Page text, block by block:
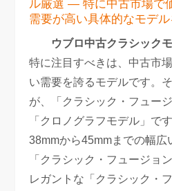
ル厳選 — 特に中古市場で
需要が高い具体的なモデル
ウブロ中古クラシック
特に注目すべきは、中古市
い需要を誇るモデルです。
が、「クラシック・フュー
「クロノグラフモデル」で
38mmから45mmまでの幅広
「クラシック・フュージョ
レガントな「クラシック・